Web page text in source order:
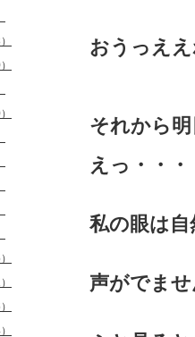
おうっえ
それから
えっ・・・
私の眼は
声がでま